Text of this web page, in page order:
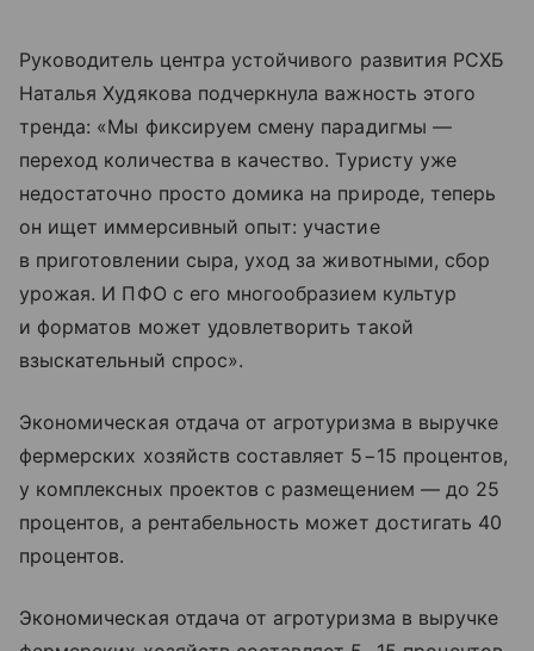
Руководитель центра устойчивого развития РСХБ
Наталья Худякова подчеркнула важность этого
тренда: «Мы фиксируем смену парадигмы —
переход количества в качество. Туристу уже
недостаточно просто домика на природе, теперь
он ищет иммерсивный опыт: участие
в приготовлении сыра, уход за животными, сбор
урожая. И ПФО с его многообразием культур
и форматов может удовлетворить такой
взыскательный спрос».
Экономическая отдача от агротуризма в выручке
фермерских хозяйств составляет 5−15 процентов,
у комплексных проектов с размещением — до 25
процентов, а рентабельность может достигать 40
процентов.
Экономическая отдача от агротуризма в выручке